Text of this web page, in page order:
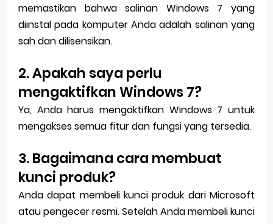
memastikan bahwa salinan Windows 7 yang
diinstal pada komputer Anda adalah salinan yang
sah dan dilisensikan.
2. Apakah saya perlu
mengaktifkan Windows 7?
Ya, Anda harus mengaktifkan Windows 7 untuk
mengakses semua fitur dan fungsi yang tersedia.
3. Bagaimana cara membuat
kunci produk?
Anda dapat membeli kunci produk dari Microsoft
atau pengecer resmi. Setelah Anda membeli kunci